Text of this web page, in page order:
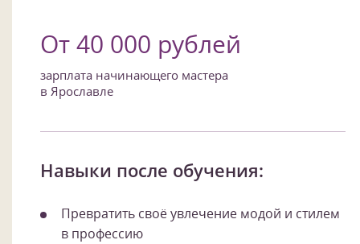
От 40 000 рублей
зарплата начинающего мастера
в Ярославле
Навыки после обучения:
Превратить своё увлечение модой и стилем
в профессию